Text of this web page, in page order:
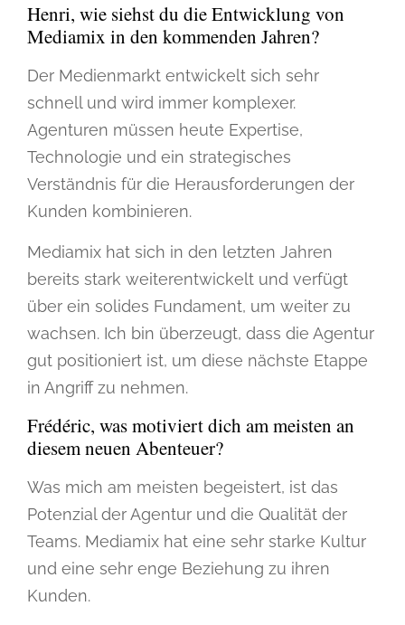
Henri, wie siehst du die Entwicklung von
Mediamix in den kommenden Jahren?
Der Medienmarkt entwickelt sich sehr
schnell und wird immer komplexer.
Agenturen müssen heute Expertise,
Technologie und ein strategisches
Verständnis für die Herausforderungen der
Kunden kombinieren.
Mediamix hat sich in den letzten Jahren
bereits stark weiterentwickelt und verfügt
über ein solides Fundament, um weiter zu
wachsen. Ich bin überzeugt, dass die Agentur
gut positioniert ist, um diese nächste Etappe
in Angriff zu nehmen.
Frédéric, was motiviert dich am meisten an
diesem neuen Abenteuer?
Was mich am meisten begeistert, ist das
Potenzial der Agentur und die Qualität der
Teams. Mediamix hat eine sehr starke Kultur
und eine sehr enge Beziehung zu ihren
Kunden.